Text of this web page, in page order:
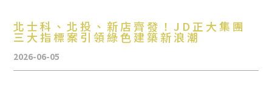
北士科、北投、新店齊發！JD正大集團
三大指標案引領綠色建築新浪潮
2026-06-05